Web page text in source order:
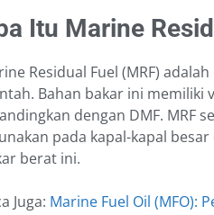
Itu Marine
Residual Fuel (MRF)
Bahan bakar ini memiliki
dengan DMF. MRF
pada kapal-kapal
berat ini.
Juga: Marine Fuel Oil (MFO):